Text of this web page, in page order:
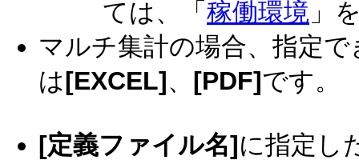
ては、「 稼働環境 」
マルチ集計の場合、指定で
は[EXCEL]、 [PDF]です。
[定義ファイル名]に指定し